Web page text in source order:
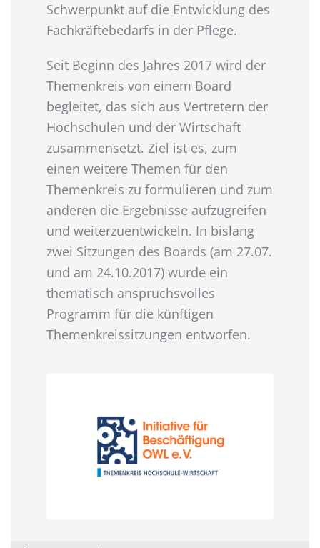
Schwerpunkt auf die Entwicklung des
Fachkräftebedarfs in der Pflege.
Seit Beginn des Jahres 2017 wird der
Themenkreis von einem Board
begleitet, das sich aus Vertretern der
Hochschulen und der Wirtschaft
zusammensetzt. Ziel ist es, zum
einen weitere Themen für den
Themenkreis zu formulieren und zum
anderen die Ergebnisse aufzugreifen
und weiterzuentwickeln. In bislang
zwei Sitzungen des Boards (am 27.07.
und am 24.10.2017) wurde ein
thematisch anspruchsvolles
Programm für die künftigen
Themenkreissitzungen entworfen.